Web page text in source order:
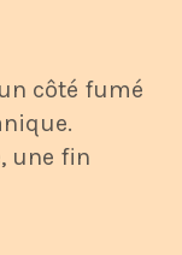
côté fumé
une fin